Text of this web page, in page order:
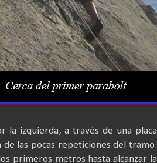
la izquierda, a través de una placa
de las pocas repeticiones del tramo.
primeros metros hasta alcanzar la